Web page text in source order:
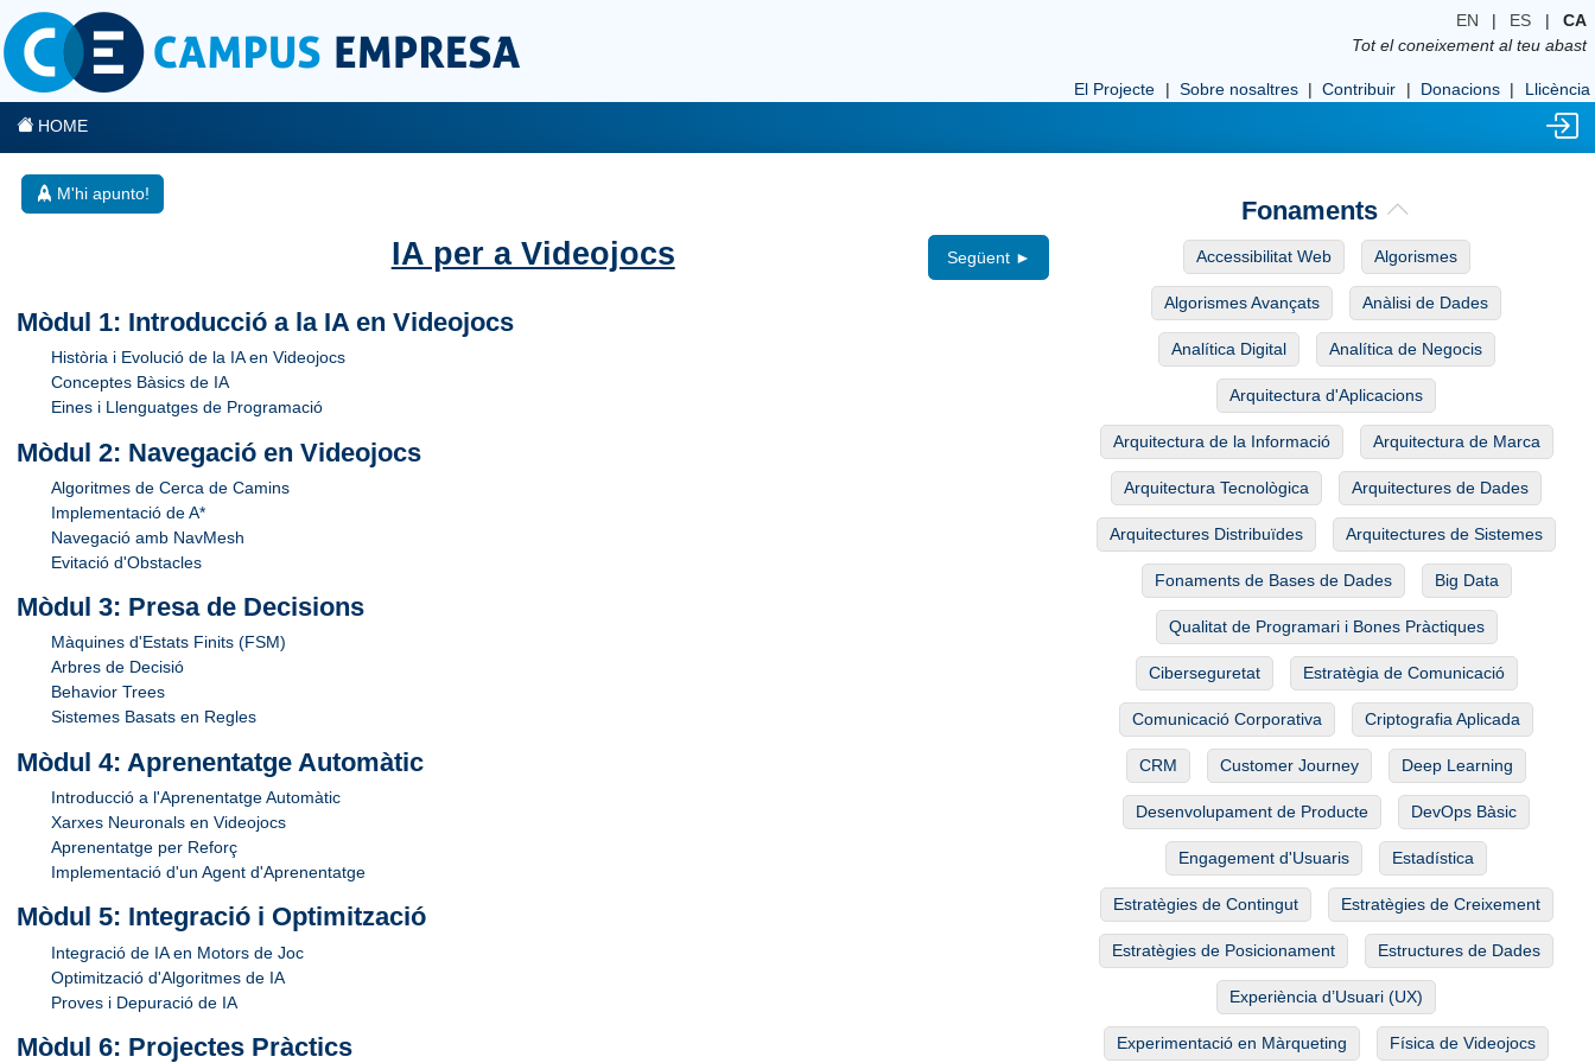
EN | ES |
CA
Tot el coneixement al teu abast
El Projecte | Sobre nosaltres | Contribuir | Donacions |
Llicència
HOME
M'hi apunto!
IA per a Videojocs Següent ►
Mòdul 1: Introducció a la IA en Videojocs
Història i Evolució de la IA en Videojocs
Conceptes Bàsics de IA
Eines i Llenguatges de Programació
Mòdul 2: Navegació en Videojocs
Algoritmes de Cerca de Camins
Implementació de A*
Navegació amb NavMesh
Evitació d'Obstacles
Mòdul 3: Presa de Decisions
Màquines d'Estats Finits (FSM)
Arbres de Decisió
Behavior Trees
Sistemes Basats en Regles
Mòdul 4: Aprenentatge Automàtic
Introducció a l'Aprenentatge Automàtic
Xarxes Neuronals en Videojocs
Aprenentatge per Reforç
Implementació d'un Agent d'Aprenentatge
Mòdul 5: Integració i Optimització
Integració de IA en Motors de Joc
Optimització d'Algoritmes de IA
Proves i Depuració de IA
Mòdul 6: Projectes Pràctics
Fonaments
Accessibilitat Web Algorismes
Algorismes Avançats Anàlisi de Dades
Analítica Digital Analítica de Negocis
Arquitectura d'Aplicacions
Arquitectura de la Informació Arquitectura de Marca
Arquitectura Tecnològica Arquitectures de Dades
Arquitectures Distribuïdes Arquitectures de Sistemes
Fonaments de Bases de Dades Big Data
Qualitat de Programari i Bones Pràctiques
Ciberseguretat Estratègia de Comunicació
Comunicació Corporativa Criptografia Aplicada
CRM Customer Journey Deep Learning
Desenvolupament de Producte DevOps Bàsic
Engagement d'Usuaris Estadística
Estratègies de Contingut Estratègies de Creixement
Estratègies de Posicionament Estructures de Dades
Experiència d’Usuari (UX)
Experimentació en Màrqueting Física de Videojocs